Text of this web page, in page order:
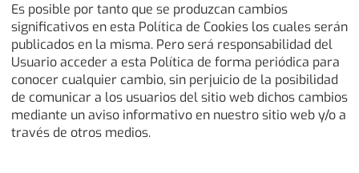
Es posible por tanto que se produzcan cambios
significativos en esta Política de Cookies los cuales serán
publicados en la misma. Pero será responsabilidad del
Usuario acceder a esta Política de forma periódica para
conocer cualquier cambio, sin perjuicio de la posibilidad
de comunicar a los usuarios del sitio web dichos cambios
mediante un aviso informativo en nuestro sitio web y/o a
través de otros medios.